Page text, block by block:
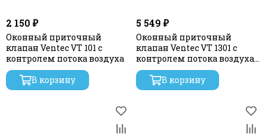
2 150 ₽
Оконный приточный
клапан Ventec VT 101 с
контролем потока воздуха
В корзину
5 549 ₽
Оконный приточный
клапан Ventec VT 1301 с
контролем потока воздуха
и акустической
шумоизоляцией
В корзину